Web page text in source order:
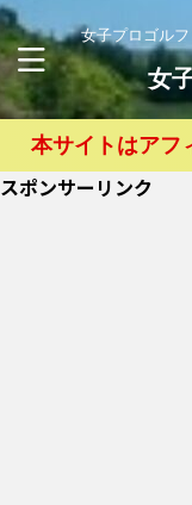
女子プロゴル
女
本サイトはアフ
スポンサーリンク